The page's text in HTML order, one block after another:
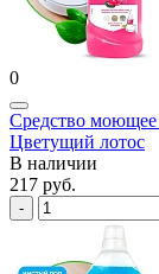
0
Средство моющее
Цветущий лотос
В наличии
217 руб.